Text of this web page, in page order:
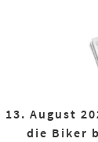
13. August
die Biker